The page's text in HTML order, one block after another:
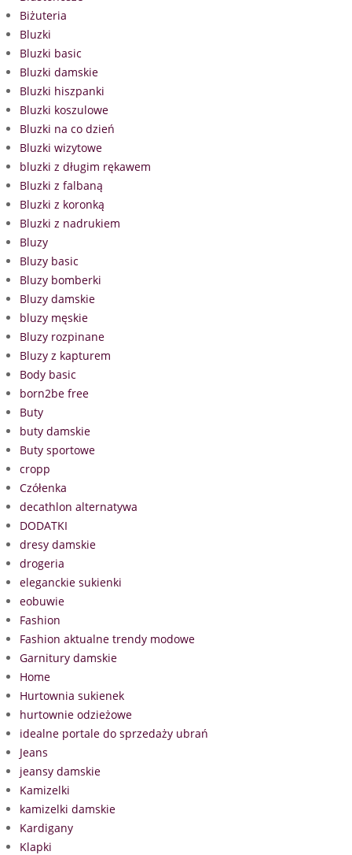
Biżuteria
Bluzki
Bluzki basic
Bluzki damskie
Bluzki hiszpanki
Bluzki koszulowe
Bluzki na co dzień
Bluzki wizytowe
bluzki z długim rękawem
Bluzki z falbaną
Bluzki z koronką
Bluzki z nadrukiem
Bluzy
Bluzy basic
Bluzy bomberki
Bluzy damskie
bluzy męskie
Bluzy rozpinane
Bluzy z kapturem
Body basic
born2be free
Buty
buty damskie
Buty sportowe
cropp
Czółenka
decathlon alternatywa
DODATKI
dresy damskie
drogeria
eleganckie sukienki
eobuwie
Fashion
Fashion aktualne trendy modowe
Garnitury damskie
Home
Hurtownia sukienek
hurtownie odzieżowe
idealne portale do sprzedaży ubrań
Jeans
jeansy damskie
Kamizelki
kamizelki damskie
Kardigany
Klapki